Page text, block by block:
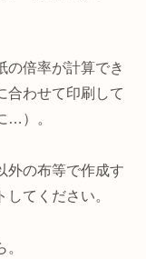
の倍率が計算でき
合わせて印刷して
…）。
外の布等で作成す
てください。